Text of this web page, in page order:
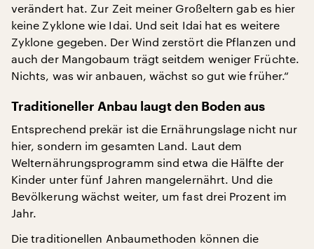
verändert hat. Zur Zeit meiner Großeltern gab es hier
keine Zyklone wie Idai. Und seit Idai hat es weitere
Zyklone gegeben. Der Wind zerstört die Pflanzen und
auch der Mangobaum trägt seitdem weniger Früchte.
Nichts, was wir anbauen, wächst so gut wie früher.“
Traditioneller Anbau laugt den Boden aus
Entsprechend prekär ist die Ernährungslage nicht nur
hier, sondern im gesamten Land. Laut dem
Welternährungsprogramm sind etwa die Hälfte der
Kinder unter fünf Jahren mangelernährt. Und die
Bevölkerung wächst weiter, um fast drei Prozent im
Jahr.
Die traditionellen Anbaumethoden können die